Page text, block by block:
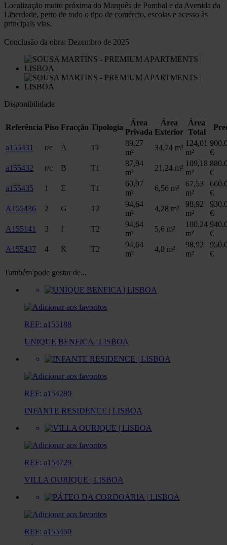
Localização muito próxima do Marquês de Pombal e da Avenida da
Liberdade, perto de todo o tipo de comércio, escolas e acesso às
principais vias.
Conclusão da obra: Dezembro de 2025
Disponibilidade
Referência Piso Fracção Tipologia
Área
Privada
Área
Exterior
Área
Total
a155431 r/c A T1
89,27
m²
34,74 m²
124,01
m²
€
a155432
r/c B T1
87,94
m²
21,24 m²
109,18
m²
€
a155435
1 E T1
60,97
m²
6,56 m²
67,53
m²
€
A155436
2 G T2
94,64
m²
4,28 m²
98,92
m²
€
A155141
3 I T2
94,64
m²
5,6 m²
100,24
m²
€
A155437
4 K T2
94,64
m²
4,8 m²
98,92
m²
€
Também pode gostar de...
REF: a155188
UNIQUE BENFICA | LISBOA
REF: a154280
INFANTE RESIDENCE | LISBOA
REF: a154729
VILLA OURIQUE | LISBOA
REF: a155450